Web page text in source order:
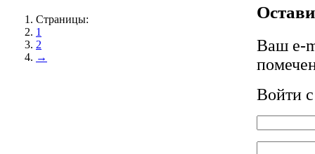
Страницы:
1
2
→
Ваш e-
Войти